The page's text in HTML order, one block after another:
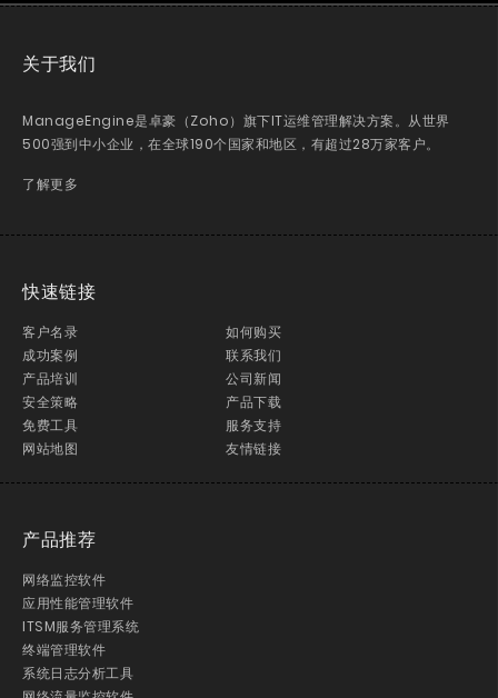
关于我们
ManageEngine是卓豪（Zoho）旗下IT运维管理解决方案。从世界
500强到中小企业，在全球190个国家和地区，有超过28万家客户。
了解更多
快速链接
客户名录
成功案例
产品培训
安全策略
免费工具
网站地图
如何购买
联系我们
公司新闻
产品下载
服务支持
友情链接
产品推荐
网络监控软件
应用性能管理软件
ITSM服务管理系统
终端管理软件
系统日志分析工具